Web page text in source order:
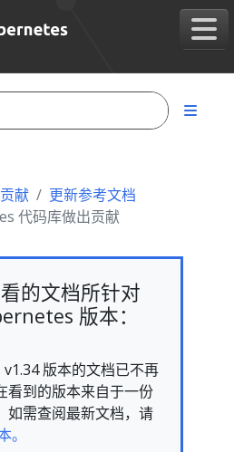
贡献
更新参考文档
代码库做出贡献
的文档所针对
版本：
版本的文档已不再
看到的版本来自于一份
如需查阅最新文档，请
。